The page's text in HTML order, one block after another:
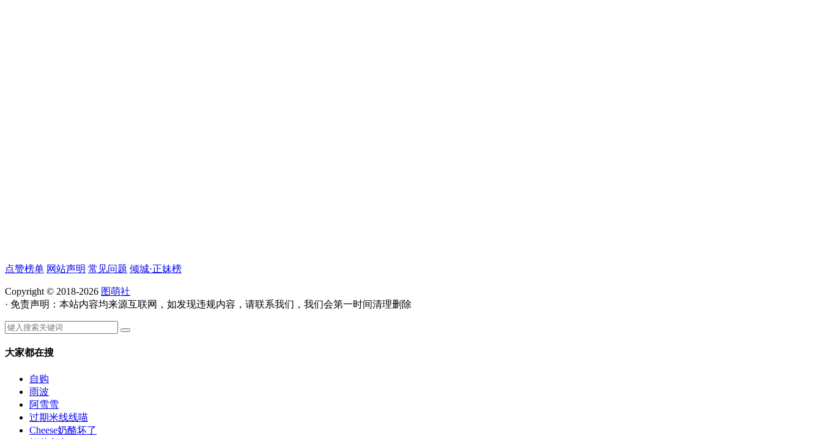
点赞榜单 网站声明 常见问题 倾城·正妹榜
Copyright © 2018-2026 图萌社
· 免责声明：本站内容均来源互联网，如发现违规内容，请联系我们，我们会第一时间清理删除
大家都在搜
自购
雨波
阿雪雪
过期米线线喵
Cheese奶酪坏了